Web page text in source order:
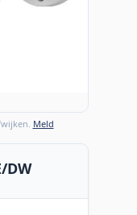
Meld
DW